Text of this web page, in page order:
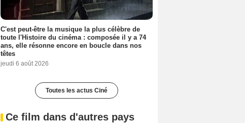
C'est peut-être la musique la plus célèbre de
toute l'Histoire du cinéma : composée il y a 74
ans, elle résonne encore en boucle dans nos
têtes
jeudi 6 août 2026
Toutes les actus Ciné
Ce film dans d'autres pays